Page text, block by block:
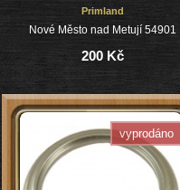
Primland
Nové Město nad Metují 54901
200 Kč
vyprodáno